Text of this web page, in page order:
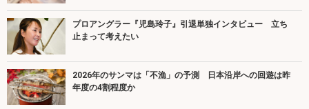
プロアングラー『児島玲子』引退単独インタビュー 立ち
止まって考えたい
2026年のサンマは「不漁」の予測 日本沿岸への回遊は昨
年度の4割程度か